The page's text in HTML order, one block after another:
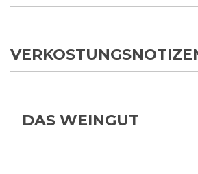
DAS WEINGUT